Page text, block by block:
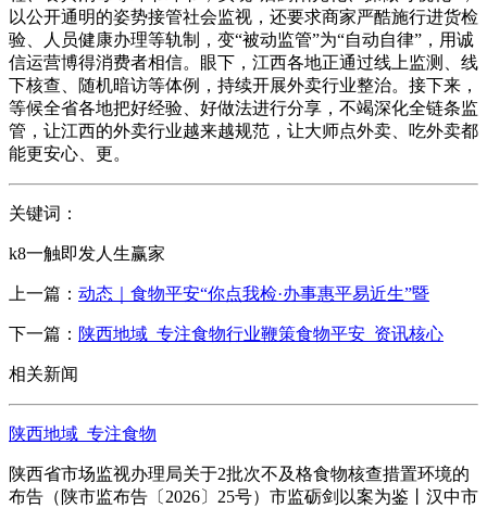
以公开通明的姿势接管社会监视，还要求商家严酷施行进货检
验、人员健康办理等轨制，变“被动监管”为“自动自律”，用诚
信运营博得消费者相信。眼下，江西各地正通过线上监测、线
下核查、随机暗访等体例，持续开展外卖行业整治。接下来，
等候全省各地把好经验、好做法进行分享，不竭深化全链条监
管，让江西的外卖行业越来越规范，让大师点外卖、吃外卖都
能更安心、更。
关键词：
k8一触即发人生赢家
上一篇： 动态｜食物平安“你点我检·办事惠平易近生”暨
下一篇： 陕西地域_专注食物行业鞭策食物平安_资讯核心
相关新闻
陕西地域_专注食物
陕西省市场监视办理局关于2批次不及格食物核查措置环境的
布告（陕市监布告〔2026〕25号）市监砺剑以案为鉴丨汉中市